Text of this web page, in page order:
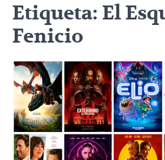
Etiqueta: El
Fenicio